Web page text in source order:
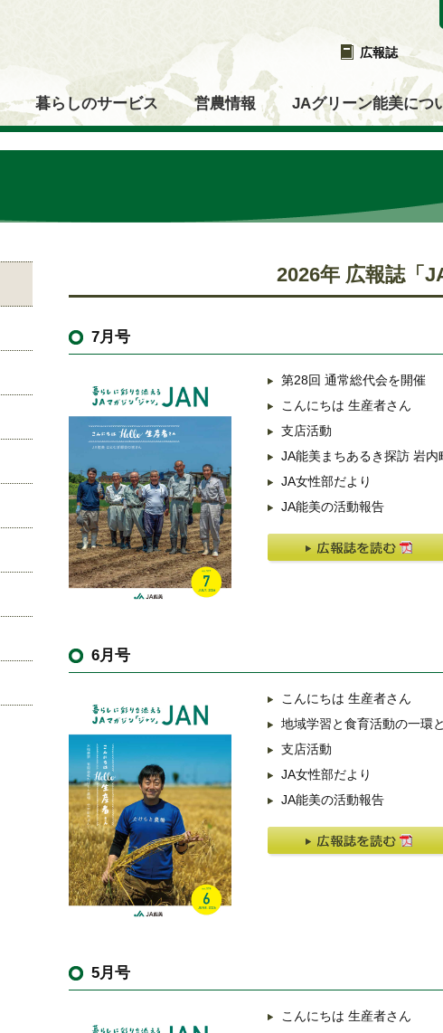
広報誌
暮らしのサービス 営農情報 JAグリーン能美につ
2026年 広報誌「
7月号
第28回 通常総代会を開催
こんにちは 生産者さん
支店活動
JA能美まちあるき探訪 岩内
JA女性部だより
JA能美の活動報告
6月号
こんにちは 生産者さん
地域学習と食育活動の一環
支店活動
JA女性部だより
JA能美の活動報告
5月号
こんにちは 生産者さん